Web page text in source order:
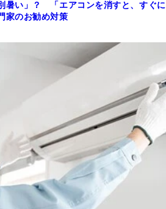
暑い」？ 「エアコンを消すと、すぐに
家のお勧め対策